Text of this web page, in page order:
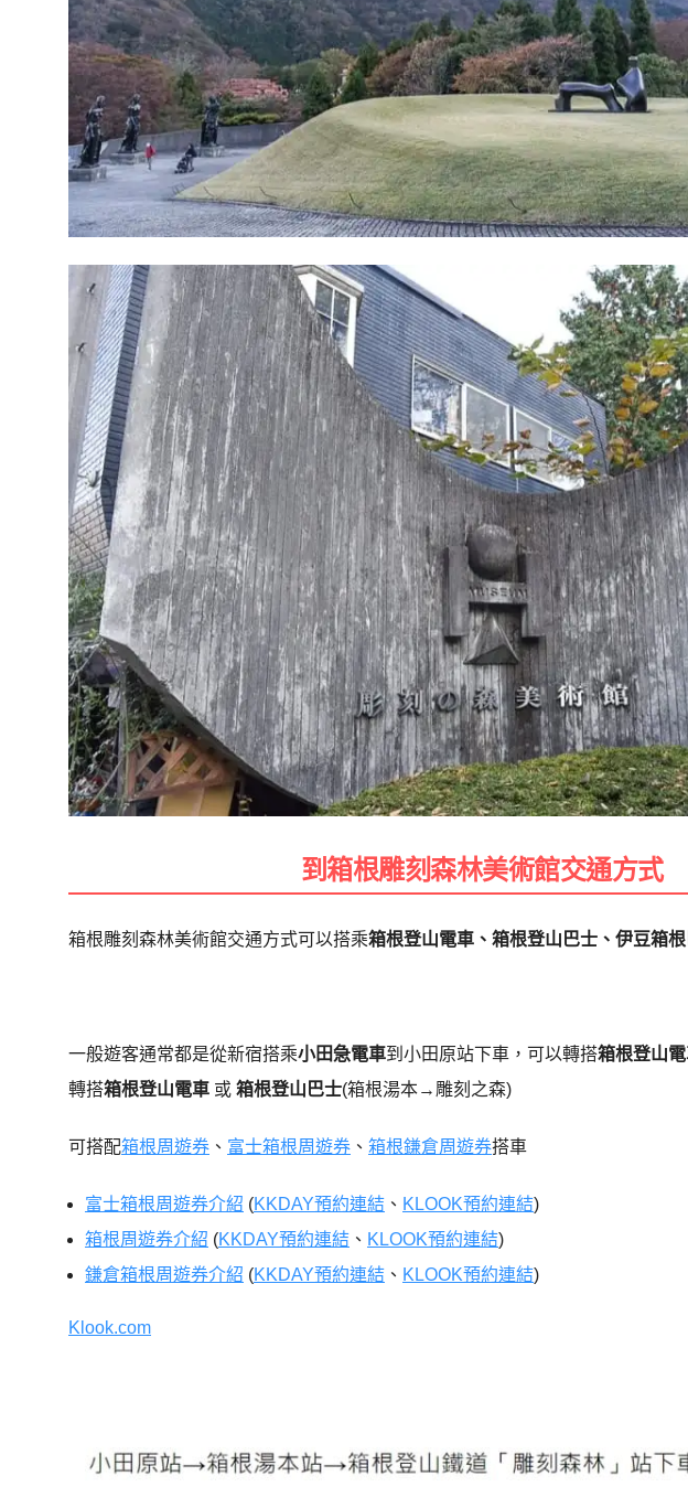
到箱根雕刻森林美術館交通方式
箱根雕刻森林美術館交通方式可以搭乘箱根登山電車、箱根登山巴士、伊豆箱
一般遊客通常都是從新宿搭乘小田急電車到小田原站下車，可以轉搭箱根登山
轉搭箱根登山電車 或 箱根登山巴士(箱根湯本→雕刻之森)
可搭配箱根周遊券 、 富士箱根周遊券 、 箱根鎌倉周遊券搭車
富士箱根周遊券介紹 (KKDAY預約連結 、 KLOOK預約連結)
箱根周遊券介紹 (KKDAY預約連結 、 KLOOK預約連結)
鎌倉箱根周遊券介紹 (KKDAY預約連結 、 KLOOK預約連結)
Klook.com